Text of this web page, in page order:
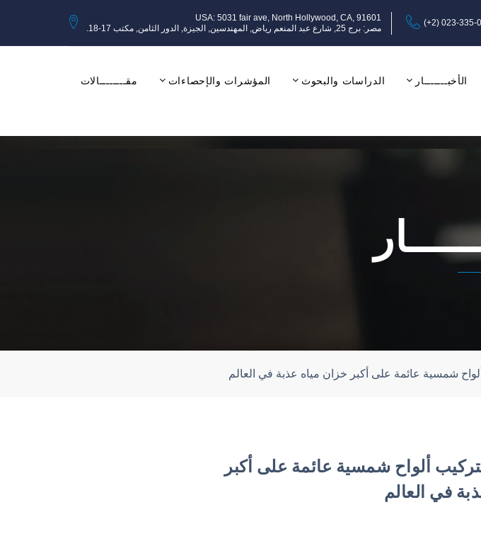
USA: 5031 fair ave, North Hollywood, CA, 91601
مصر: برج 25, شارع عبد المنعم رياض, المهندسين, الجيزة, الدور الثامن, مكتب 17-18.
(+2) 023-335-
الأخبـــــــار الدراسات والبحوث المؤشرات والإحصاءات
مقــــــــالات
ألواح شمسية عائمة على أكبر خزان مياه عذبة في العالم
ألواح شمسية عائمة على أكبر
في العالم